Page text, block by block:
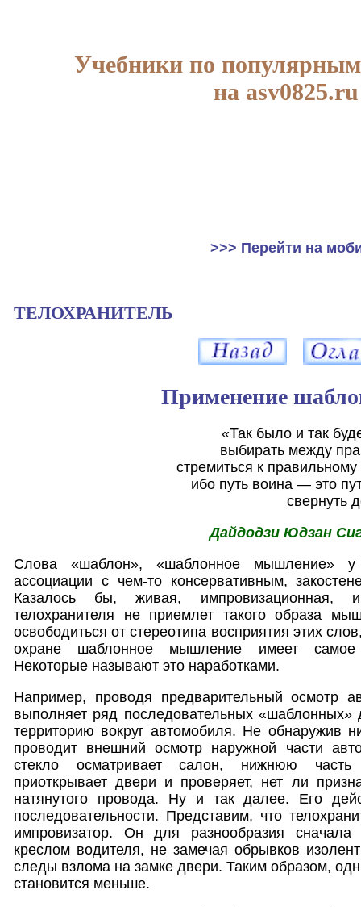
Учебники по
на asv0825.ru
>>> Перейти на
ТЕЛОХРАНИТЕЛЬ
Применение
«Так было и так
выбирать между
стремиться к
ибо путь воина — это
свернуть
Дайдодзи Юдзан
Слова «шаблон», «шаблонное мышление» у
ассоциации с чем-то консервативным,
Казалось бы, живая, импровизационная,
телохранителя не приемлет такого образа
освободиться от стереотипа восприятия этих
охране шаблонное мышление имеет самое
Некоторые называют это наработками.
Например, проводя предварительный осмотр
выполняет ряд последовательных «шаблонных»
территорию вокруг автомобиля. Не обнаружив
проводит внешний осмотр наружной части
стекло осматривает салон, нижнюю
приоткрывает двери и проверяет, нет ли
натянутого провода. Ну и так далее. Его
последовательности. Представим, что
импровизатор. Он для разнообразия
креслом водителя, не замечая обрывков
следы взлома на замке двери. Таким образом,
становится меньше.